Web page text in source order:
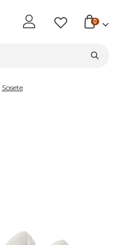
0
Sosete